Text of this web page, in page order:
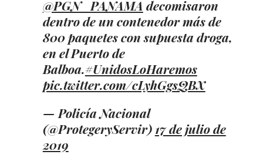
@PGN_PANAMA decomisaron
dentro de un contenedor más de
800 paquetes con supuesta droga,
en el Puerto de
Balboa.#UnidosLoHaremos
pic.twitter.com/cLyhGgsQBX
— Policía Nacional
(@ProtegeryServir) 17 de julio de
2019